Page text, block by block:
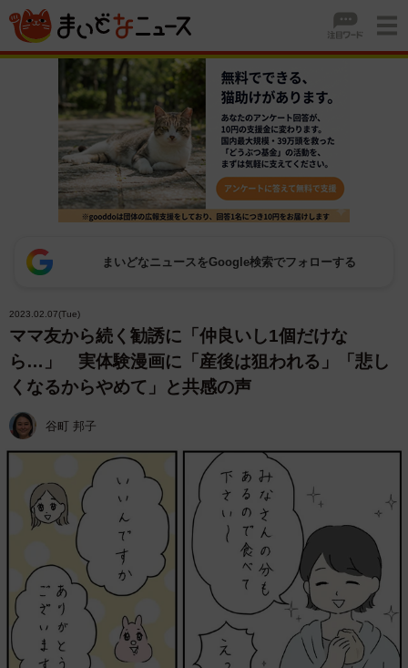
まいどなニュースをGoogle検索でフォローする
2023.02.07(Tue)
ママ友から続く勧誘に「仲良いし1個だけな
ら…」 実体験漫画に「産後は狙われる」「悲し
くなるからやめて」と共感の声
谷町 邦子